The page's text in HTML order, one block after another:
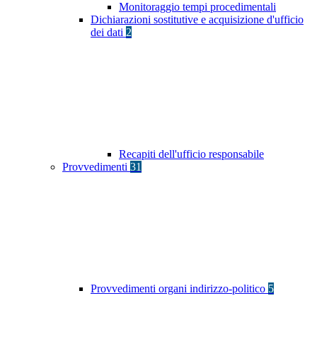
Monitoraggio tempi procedimentali
Dichiarazioni sostitutive e acquisizione d'ufficio
dei dati 2
Recapiti dell'ufficio responsabile
Provvedimenti 31
Provvedimenti organi indirizzo-politico 5